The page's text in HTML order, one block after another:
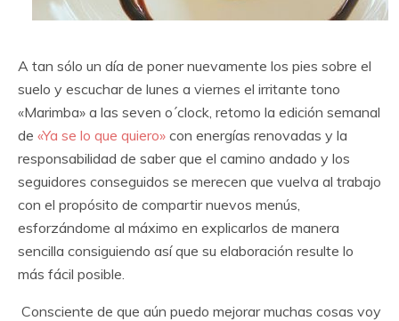
A tan sólo un día de poner nuevamente los pies sobre el
suelo y escuchar de lunes a viernes el irritante tono
«Marimba» a las seven o´clock, retomo la edición semanal
de «Ya se lo que quiero» con energías renovadas y la
responsabilidad de saber que el camino andado y los
seguidores conseguidos se merecen que vuelva al trabajo
con el propósito de compartir nuevos menús,
esforzándome al máximo en explicarlos de manera
sencilla consiguiendo así que su elaboración resulte lo
más fácil posible.
Consciente de que aún puedo mejorar muchas cosas voy